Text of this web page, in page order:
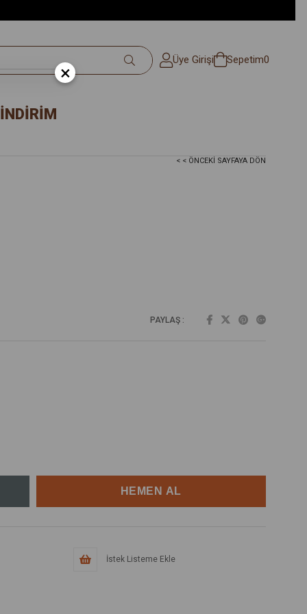
Üye Girişi Sepetim0
İNDİRİM
< < ÖNCEKI SAYFAYA DÖN
PAYLAŞ :
İstek Listeme Ekle
×